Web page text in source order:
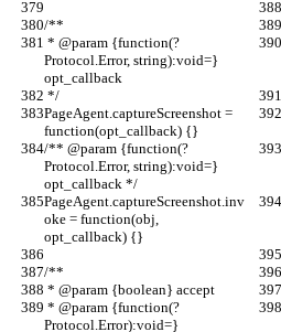
/**
Protocol.Error, string):void=}
opt_callback
*/
PageAgent.captureScreenshot =
function(opt_callback) {}
/** @param {function(?
Protocol.Error, string):void=}
opt_callback */
PageAgent.captureScreenshot.inv
oke = function(obj,
opt_callback) {}
/**
* @param {boolean} accept
Protocol.Error):void=}